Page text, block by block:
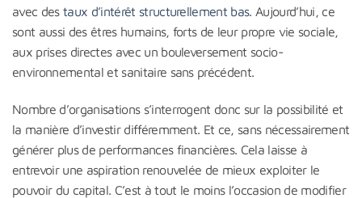
avec des taux d’intérêt structurellement bas. Aujourd’hui, ce
sont aussi des êtres humains, forts de leur propre vie sociale,
aux prises directes avec un bouleversement socio-
environnemental et sanitaire sans précédent.
Nombre d’organisations s’interrogent donc sur la possibilité et
la manière d’investir différemment. Et ce, sans nécessairement
générer plus de performances financières. Cela laisse à
entrevoir une aspiration renouvelée de mieux exploiter le
pouvoir du capital. C’est à tout le moins l’occasion de modifier